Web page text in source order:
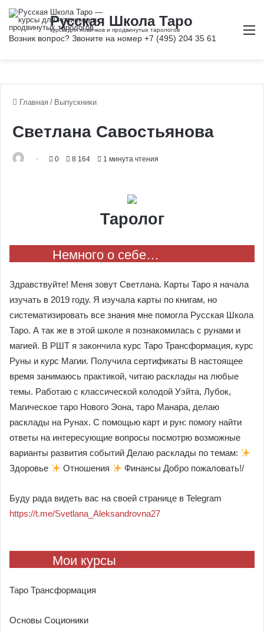
Главная / Выпускники
Светлана Савостьянова
0 8 164 1 минута чтения
Таролог
Немного о себе…
Здравствуйте! Меня зовут Светлана. Карты Таро я начала
изучать в 2019 году. Я изучала карты по книгам, но
систематизировать все знания мне помогла Русская Школа
Таро. А так же в этой школе я познакомилась с рунами и
магией. В РШТ я закончила курс Таро Трансформация, курс
Руны и курс Магии. Получила сертификаты В настоящее
время занимаюсь практикой, читаю расклады на любые
темы. Работаю с классической колодой Уэйта, Лубок,
Магическое таро Нового Эона, таро Манара, делаю
расклады на Рунах. С помощью карт и рун: помогу найти
ответы на интересующие вопросы посмотрю возможные
варианты развития событий Делаю расклады по темам:
Здоровье
Отношения Финансы Добро пожаловать!/
Буду рада видеть вас на своей странице в Telegram
https://t.me/Svetlana_Aleksandrovna27
Мои курсы
Таро Трансформация
Основы Соционики